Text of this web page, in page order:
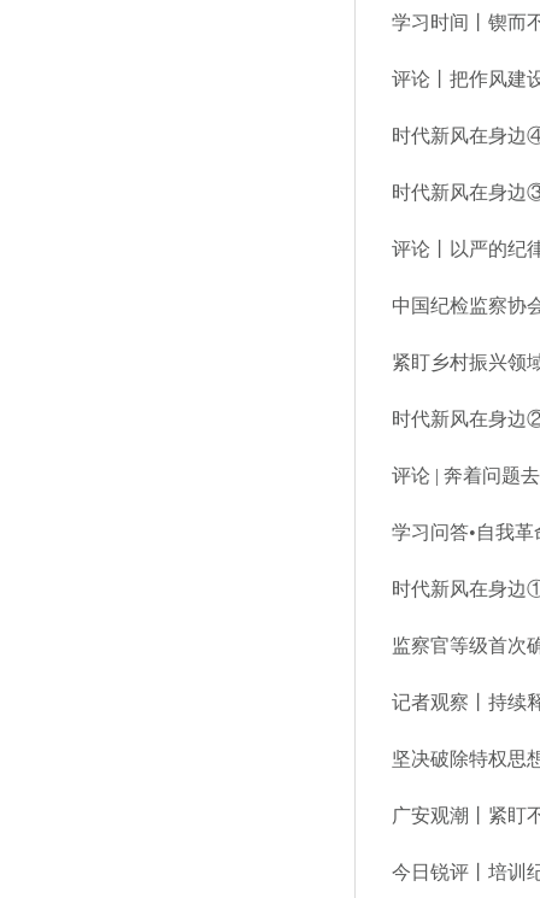
学习时间丨锲而
评论丨把作风建
时代新风在身边
时代新风在身边
评论丨以严的纪
中国纪检监察协
紧盯乡村振兴领
时代新风在身边
评论 | 奔着问题
学习问答•自我
时代新风在身边
监察官等级首次
记者观察丨持续
坚决破除特权思
广安观潮丨紧盯
今日锐评丨培训